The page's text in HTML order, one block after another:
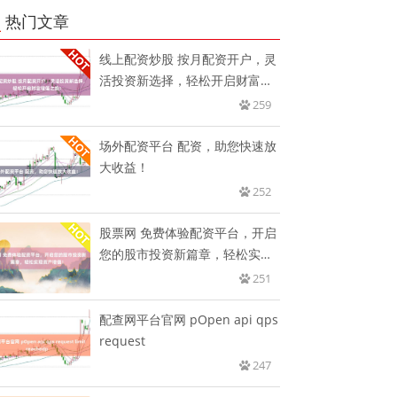
热门文章
线上配资炒股 按月配资开户，灵
活投资新选择，轻松开启财富增
259
场外配资平台 配资，助您快速放
大收益！
252
股票网 免费体验配资平台，开启
您的股市投资新篇章，轻松实现
251
配查网平台官网 pOpen api qps
request
247